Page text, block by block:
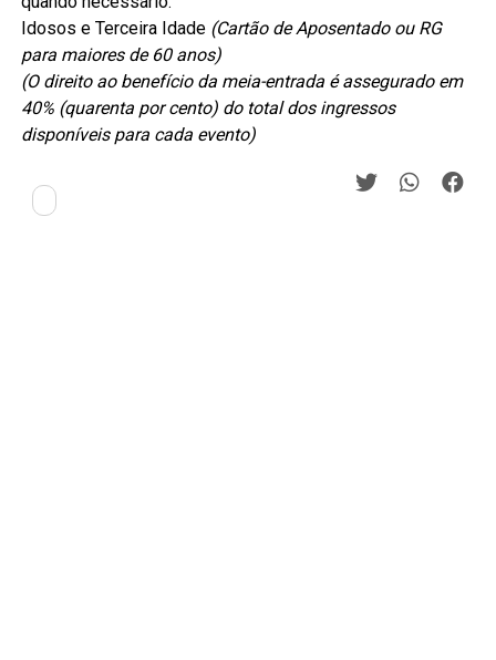
Idosos e Terceira Idade (Cartão de Aposentado ou RG
para maiores de 60 anos)
(O direito ao benefício da meia-entrada é assegurado em
40% (quarenta por cento) do total dos ingressos
disponíveis para cada evento)